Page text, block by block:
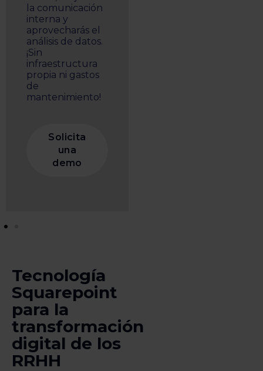
la comunicación
interna y
aprovecharás el
análisis de datos.
¡Sin
infraestructura
propia ni gastos
de
mantenimiento!
Solicita
una
demo
Tecnología
Squarepoint
para la
transformación
digital de los
RRHH